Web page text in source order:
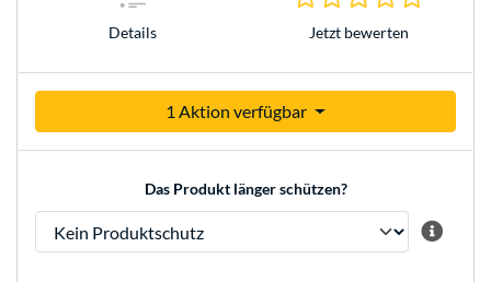
Details Jetzt bewerten
1 Aktion verfügbar
Das Produkt länger schützen?